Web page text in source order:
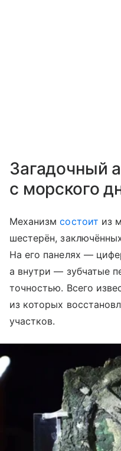
Загадочный
с морского
Механизмсостоит из
шестерён,
На его панелях —
а внутри — зубчатые
точностью. Всего
из которых
участков.